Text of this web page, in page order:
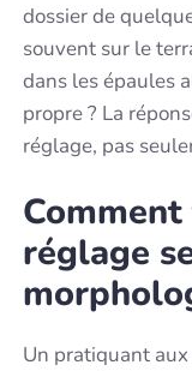
dossier de
souvent sur le
dans les épaules
propre ? La
réglage, pas
réglage
Un pratiquant